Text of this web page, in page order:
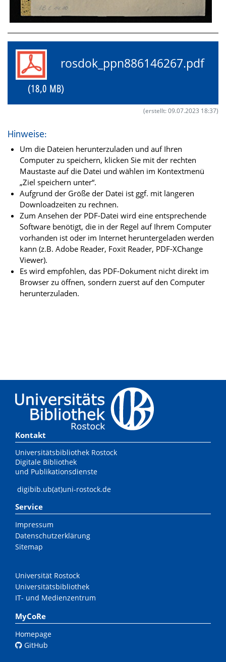
rosdok_ppn886146267.pdf
(18,0 MB)
(erstellt: 09.07.2023 18:37)
Hinweise:
Um die Dateien herunterzuladen und auf Ihren
Computer zu speichern, klicken Sie mit der rechten
Maustaste auf die Datei und wählen im Kontextmenü
„Ziel speichern unter“.
Aufgrund der Größe der Datei ist ggf. mit längeren
Downloadzeiten zu rechnen.
Zum Ansehen der PDF-Datei wird eine entsprechende
Software benötigt, die in der Regel auf Ihrem Computer
vorhanden ist oder im Internet heruntergeladen werden
kann (z.B. Adobe Reader, Foxit Reader, PDF-XChange
Viewer).
Es wird empfohlen, das PDF-Dokument nicht direkt im
Browser zu öffnen, sondern zuerst auf den Computer
herunterzuladen.
Kontakt
Universitätsbibliothek Rostock
Digitale Bibliothek
und Publikationsdienste
digibib.ub(at)uni-rostock.de
Service
Impressum
Datenschutzerklärung
Sitemap
Universität Rostock
Universitätsbibliothek
IT- und Medienzentrum
MyCoRe
Homepage
GitHub